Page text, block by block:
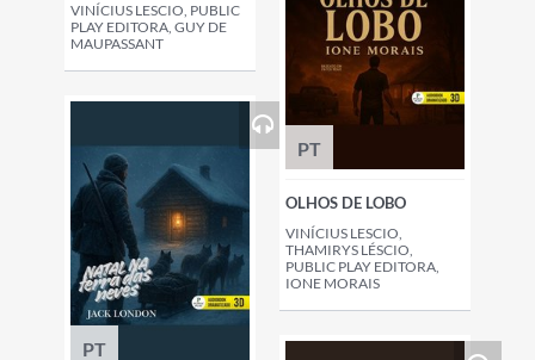
VINÍCIUS LESCIO, PUBLIC
PLAY EDITORA, GUY DE
MAUPASSANT
PT
PT
OLHOS DE LOBO
VINÍCIUS LESCIO,
THAMIRYS LÉSCIO,
PUBLIC PLAY EDITORA,
IONE MORAIS